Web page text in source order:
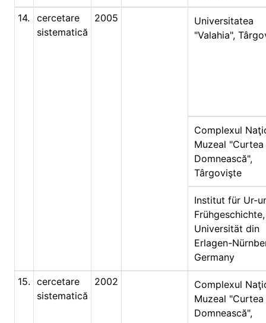
14.
cercetare
sistematică
2005
Universitatea
"Valahia",
Complexul
Muzeal "Curtea
Domnească",
Târgovişte
Institut für Ur-
Frühgeschichte,
Universität din
Erlagen-
Germany
15. cercetare
sistematică
2002
Complexul
Muzeal "Curtea
Domnească",